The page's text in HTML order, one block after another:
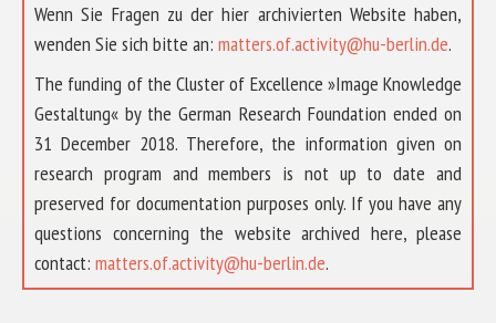
Wenn Sie Fragen zu der hier archivierten Website haben,
wenden Sie sich bitte an: matters.of.activity@hu-berlin.de.
The funding of the Cluster of Excellence »Image Knowledge
Gestaltung« by the German Research Foundation ended on
31 December 2018. Therefore, the information given on
research program and members is not up to date and
preserved for documentation purposes only. If you have any
questions concerning the website archived here, please
contact: matters.of.activity@hu-berlin.de.
ÜBER UNS